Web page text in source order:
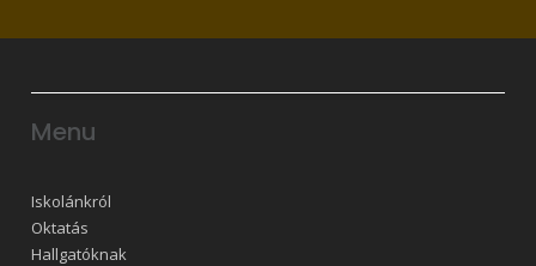
Menu
Iskolánkról
Oktatás
Hallgatóknak